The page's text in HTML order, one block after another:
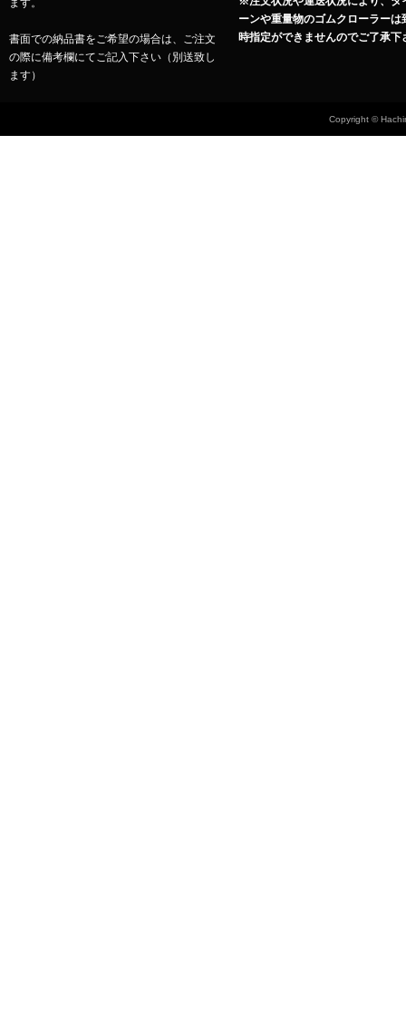
ます。
書面での納品書をご希望の場合は、ご注文
の際に備考欄にてご記入下さい（別送致し
ます）
ーンや重量物のゴムクローラーは
時指定ができませんのでご了承下
Copyright ©